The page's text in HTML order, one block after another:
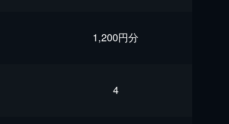
1,200円分
4